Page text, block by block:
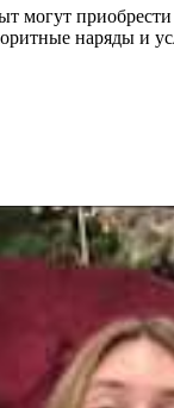
могут
наряды и